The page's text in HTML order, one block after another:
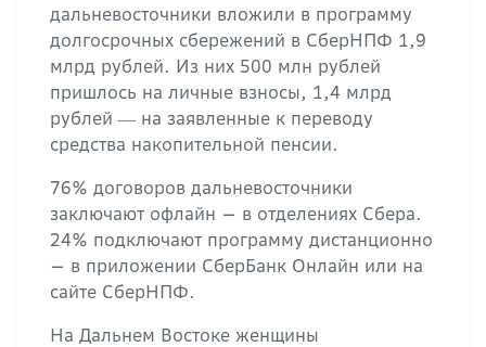
дальневосточники вложили в программу
долгосрочных сбережений в СберНПФ 1,9
млрд рублей. Из них 500 млн рублей
пришлось на личные взносы, 1,4 млрд
рублей ― на заявленные к переводу
средства накопительной пенсии.
76% договоров дальневосточники
заключают офлайн — в отделениях Сбера.
24% подключают программу дистанционно
— в приложении СберБанк Онлайн или на
сайте СберНПФ.
На Дальнем Востоке женщины